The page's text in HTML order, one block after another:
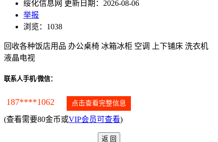
绥化信息网 更新日期：2026-08-06
举报
浏览：1038
回收各种饭店用品 办公桌椅 冰箱冰柜 空调 上下铺床 洗衣机
液晶电视
联系人手机/微信：
187****1062 点击查看完整信息
(查看需要80金币或VIP会员可查看)